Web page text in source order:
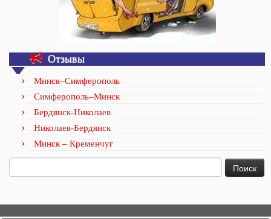
Отзывы
Минск–Симферополь
Симферополь–Минск
Бердянск-Николаев
Николаев-Бердянск
Минск – Кременчуг